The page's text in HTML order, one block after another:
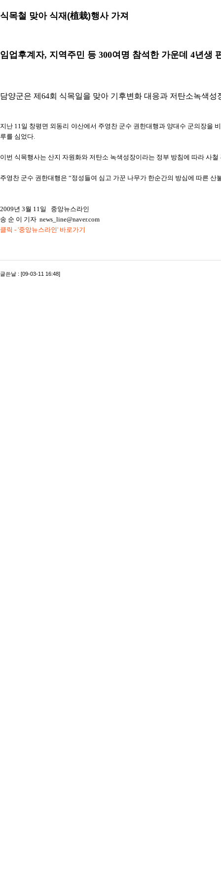
식목철 맞아 식재(植栽)행사 가져
임업후계자, 지역주민 등 300여명 참석한 가운데 4년생
담양군은 제64회 식목일을 맞아 기후변화 대응과 저탄소녹색
지난 11일 창평면 외동리 야산에서 주영찬 군수 권한대행과 양대수 군의장을
루를 심었다.
이번 식목행사는 산지 자원화와 저탄소 녹색성장이라는 정부 방침에 따라 사
주영찬 군수 권한대행은 “정성들여 심고 가꾼 나무가 한순간의 방심에 따른
2009년 3월 11일 중앙뉴스라인
송 순 이 기자 news_line@naver.com
클릭 - '중앙뉴스라인' 바로가기
글쓴날 : [09-03-11 16:48]